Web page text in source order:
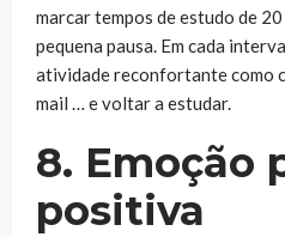
marcar tempos de estudo de
pequena pausa. Em cada
atividade reconfortante como
mail … e voltar a estudar.
8. Emoção
positiva